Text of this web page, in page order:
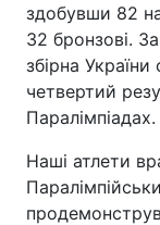
здобувши 82
32 бронзові.
збірна
четвертий
Паралімпіадах.
Наші атлети